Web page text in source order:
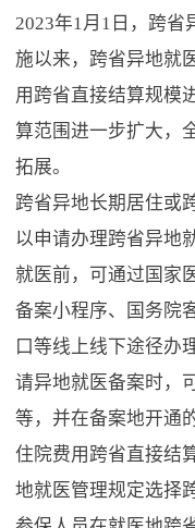
2023年1月1日，跨省
施以来，跨省异地就
用跨省直接结算规模
算范围进一步扩大，
拓展。
跨省异地长期居住或
以申请办理跨省异地
就医前，可通过国家
备案小程序、国务院
口等线上线下途径办
请异地就医备案时，
等，并在备案地开通
住院费用跨省直接结
地就医管理规定选择